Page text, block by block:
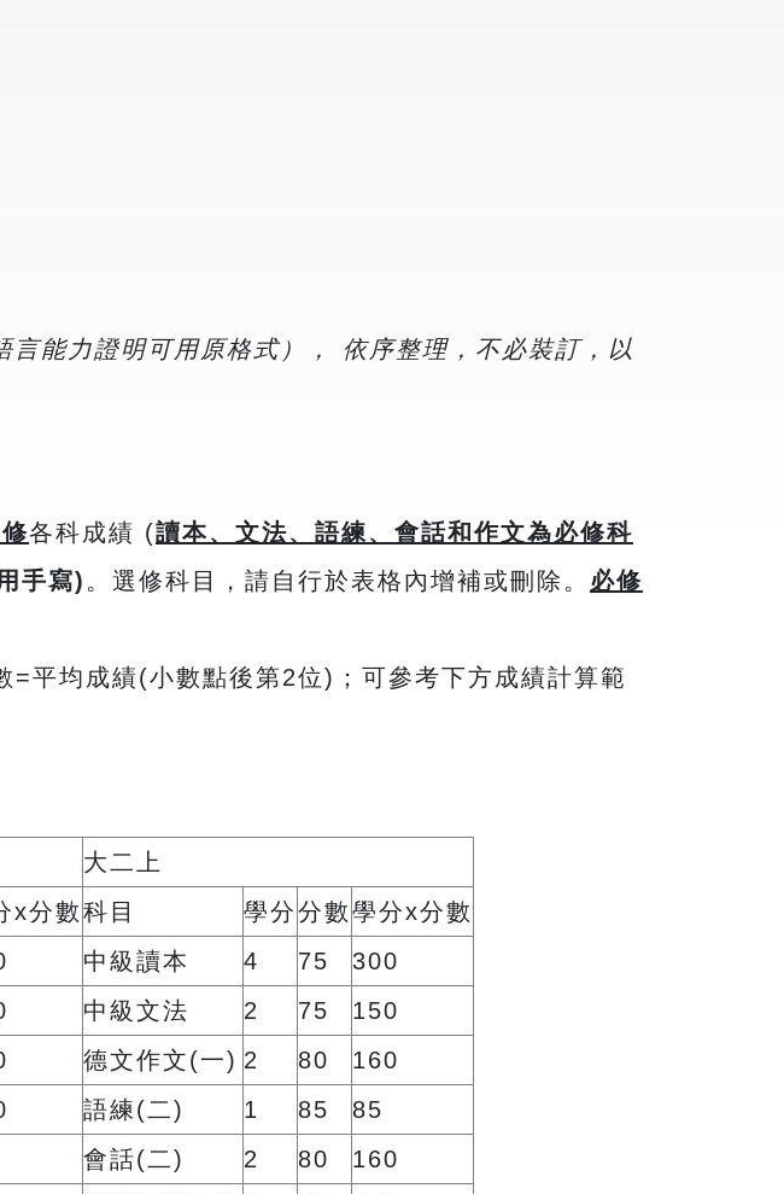
能力證明可用原格式）， 依序整理，不必裝訂，以
各科成績 (讀本、文法、語練、會話和作文為必修科
手寫) 。選修科目，請自行於表格內增補或刪除。 必修
平均成績(小數點後第2位)；可參考下方成績計算範
大二上
x分數科目 學分分數學分x分數
中級讀本 4 75
300
中級文法 2 75
150
德文作文(一) 2 80
160
語練(二) 1 85
85
會話(二) 2 80
160